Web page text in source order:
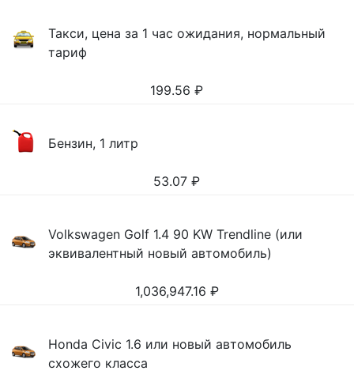
Такси, цена за 1 час ожидания, нормальный
тариф
199.56 ₽
Бензин, 1 литр
53.07 ₽
Volkswagen Golf 1.4 90 KW Trendline (или
эквивалентный новый автомобиль)
1,036,947.16 ₽
Honda Civic 1.6 или новый автомобиль
схожего класса